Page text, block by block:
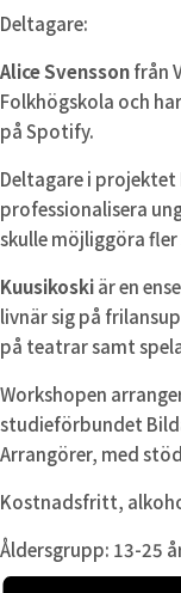
Deltagare:
Alice Svenssonfrån
Folkhögskola och har
på Spotify.
Deltagare i projektet
professionalisera
skulle möjliggöra
Kuusikoskiär en
livnär sig på
på teatrar samt
Workshopen
studieförbundet
Arrangörer, med
Kostnadsfritt,
Åldersgrupp: 13-25